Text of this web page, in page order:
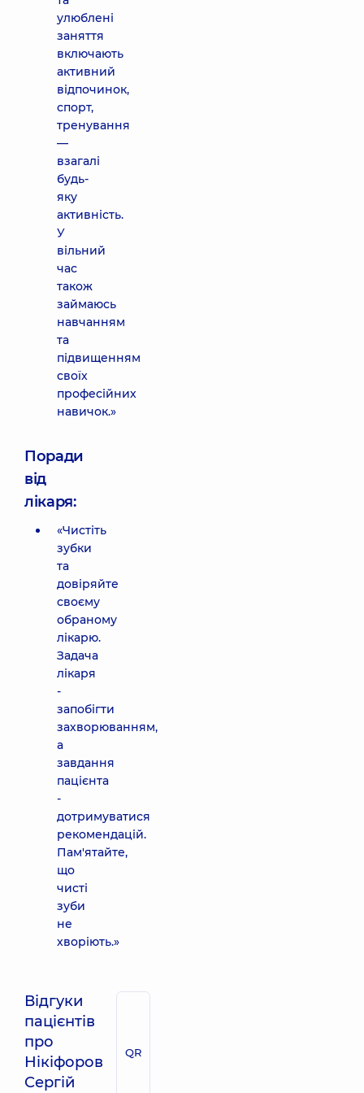
улюблені
заняття
включають
активний
відпочинок,
спорт,
тренування
—
взагалі
будь-
яку
активність.
У
вільний
час
також
займаюсь
навчанням
та
підвищенням
своїх
професійних
навичок.»
Поради
від
лікаря:
«Чистіть
зубки
та
довіряйте
своєму
обраному
лікарю.
Задача
лікаря
-
запобігти
захворюванням,
а
завдання
пацієнта
-
дотримуватися
рекомендацій.
Пам'ятайте,
що
чисті
зуби
не
хворіють.»
Відгуки
пацієнтів
про
Нікіфоров
Сергій
QR